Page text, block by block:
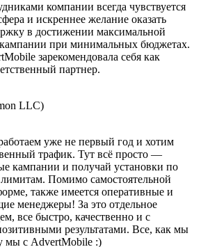
компании всегда чувствуется
и искреннее желание оказать
в достижении максимальной
при минимальных бюджетах.
зарекомендовала себя как
партнер.
LLC)
уже не первый год и хотим
трафик. Тут всё просто —
кампании и получай установки по
Помимо самостоятельной
также имеется оперативные и
менеджеры! За это отдельное
все быстро, качественно и с
результатами. Все, как мы
мы с AdvertMobile :)